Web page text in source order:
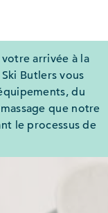
arrivée à la
Butlers vous
du
que notre
le processus de